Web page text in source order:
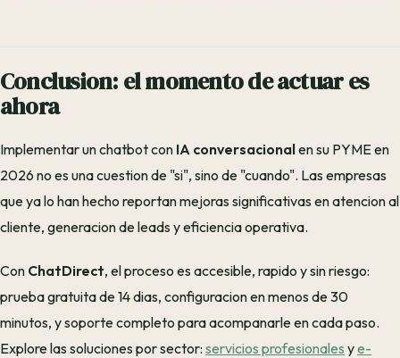
Conclusion: el momento de actuar es
ahora
Implementar un chatbot con IA conversacionalen su PYME en
2026 no es una cuestion de "si", sino de "cuando". Las empresas
que ya lo han hecho reportan mejoras significativas en atencion al
cliente, generacion de leads y eficiencia operativa.
Con ChatDirect, el proceso es accesible, rapido y sin riesgo:
prueba gratuita de 14 dias, configuracion en menos de 30
minutos, y soporte completo para acompanarle en cada paso.
Explore las soluciones por sector: servicios profesionales ye-